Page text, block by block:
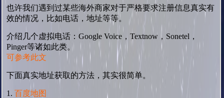
也许我们遇到过某些海外商家对于严格要求注册信息真实有
效的情况，比如电话，地址等等。
介绍几个虚拟电话：Google Voice，Textnow，Sonetel，
Pinger等诸如此类。
可参考此文
下面真实地址获取的方法，其实很简单。
1. 百度地图